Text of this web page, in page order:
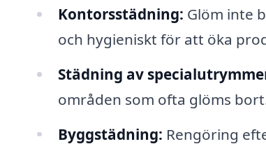
Kontorsstädning: Glöm inte
och hygieniskt för att öka
Städning av
områden som ofta glöms
Byggstädning: Rengöring